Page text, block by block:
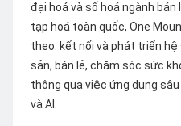
đại hoá và số hoá ngành
tạp hoá toàn quốc, One
theo: kết nối và phát triển
sản, bán lẻ, chăm sóc sức
thông qua việc ứng dụng
và AI.